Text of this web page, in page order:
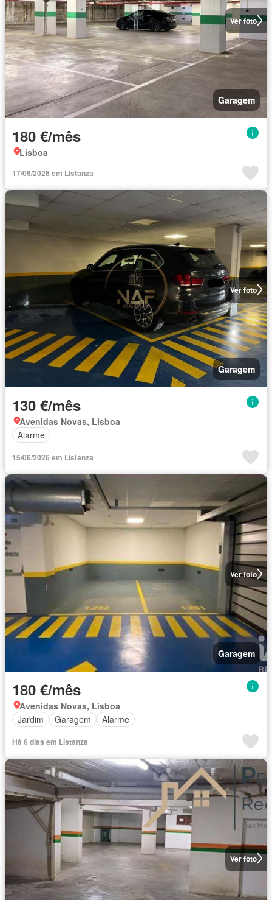
Ver foto
Garagem
180 €/mês
Lisboa
17/06/2026 em Listanza
Ver foto
Garagem
130 €/mês
Avenidas Novas, Lisboa
Alarme
15/06/2026 em Listanza
Ver foto
Garagem
180 €/mês
Avenidas Novas, Lisboa
Jardim
Garagem Alarme
Há 6 dias em Listanza
Ver foto